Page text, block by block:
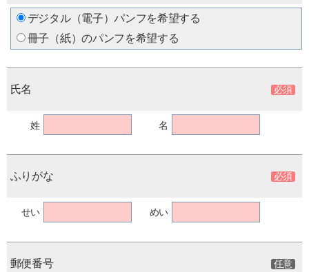
デジタル（電子）パンフを希望する
冊子（紙）のパンフを希望する
氏名
姓 名
ふりがな
せい めい
郵便番号